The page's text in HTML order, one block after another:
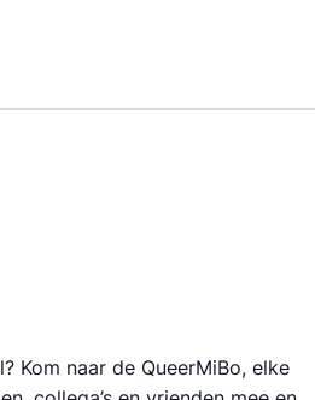
Kom naar de QueerMiBo, elke